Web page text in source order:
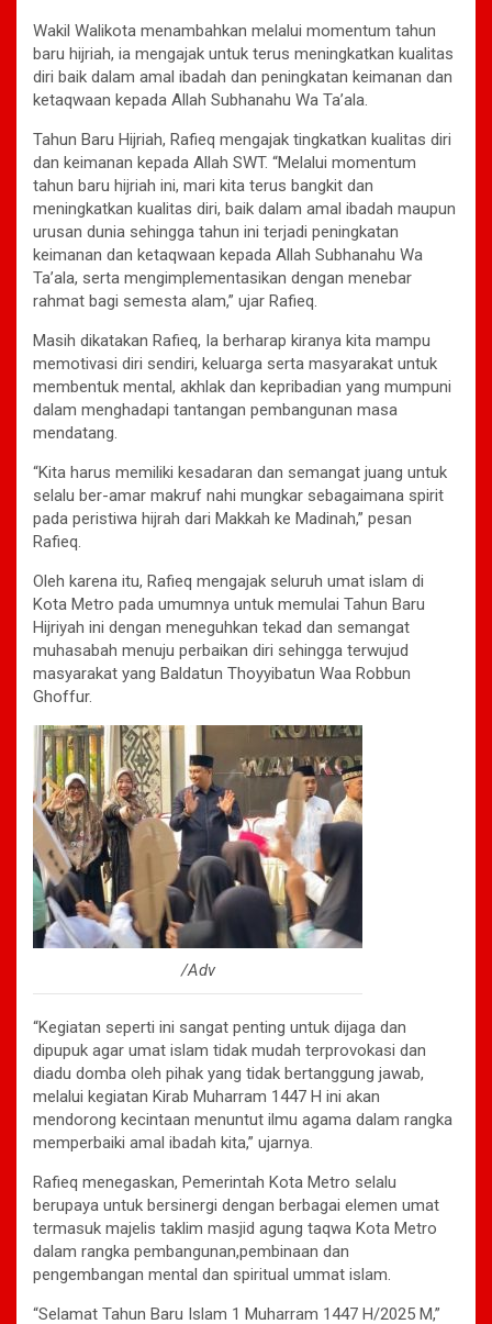
Wakil Walikota menambahkan melalui momentum tahun
baru hijriah, ia mengajak untuk terus meningkatkan kualitas
diri baik dalam amal ibadah dan peningkatan keimanan dan
ketaqwaan kepada Allah Subhanahu Wa Ta’ala.
Tahun Baru Hijriah, Rafieq mengajak tingkatkan kualitas diri
dan keimanan kepada Allah SWT. “Melalui momentum
tahun baru hijriah ini, mari kita terus bangkit dan
meningkatkan kualitas diri, baik dalam amal ibadah maupun
urusan dunia sehingga tahun ini terjadi peningkatan
keimanan dan ketaqwaan kepada Allah Subhanahu Wa
Ta’ala, serta mengimplementasikan dengan menebar
rahmat bagi semesta alam,” ujar Rafieq.
Masih dikatakan Rafieq, Ia berharap kiranya kita mampu
memotivasi diri sendiri, keluarga serta masyarakat untuk
membentuk mental, akhlak dan kepribadian yang mumpuni
dalam menghadapi tantangan pembangunan masa
mendatang.
“Kita harus memiliki kesadaran dan semangat juang untuk
selalu ber-amar makruf nahi mungkar sebagaimana spirit
pada peristiwa hijrah dari Makkah ke Madinah,” pesan
Rafieq.
Oleh karena itu, Rafieq mengajak seluruh umat islam di
Kota Metro pada umumnya untuk memulai Tahun Baru
Hijriyah ini dengan meneguhkan tekad dan semangat
muhasabah menuju perbaikan diri sehingga terwujud
masyarakat yang Baldatun Thoyyibatun Waa Robbun
Ghoffur.
/Adv
“Kegiatan seperti ini sangat penting untuk dijaga dan
dipupuk agar umat islam tidak mudah terprovokasi dan
diadu domba oleh pihak yang tidak bertanggung jawab,
melalui kegiatan Kirab Muharram 1447 H ini akan
mendorong kecintaan menuntut ilmu agama dalam rangka
memperbaiki amal ibadah kita,” ujarnya.
Rafieq menegaskan, Pemerintah Kota Metro selalu
berupaya untuk bersinergi dengan berbagai elemen umat
termasuk majelis taklim masjid agung taqwa Kota Metro
dalam rangka pembangunan,pembinaan dan
pengembangan mental dan spiritual ummat islam.
“Selamat Tahun Baru Islam 1 Muharram 1447 H/2025 M,”